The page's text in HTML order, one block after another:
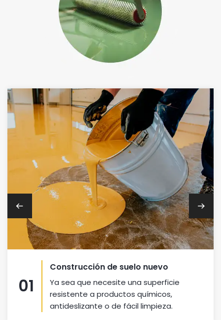
01
Construcción de suelo nuevo
Ya sea que necesite una superficie
resistente a productos químicos,
antideslizante o de fácil limpieza.